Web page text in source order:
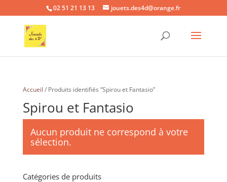
02 51 21 13 13 jouets.des4d@orange.fr
Accueil / Produits identifiés “Spirou et Fantasio”
Spirou et Fantasio
Aucun produit ne correspond à votre
sélection.
Catégories de produits